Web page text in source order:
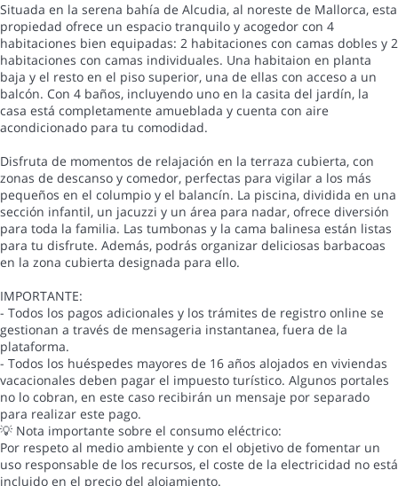
Situada en la serena bahía de Alcudia, al noreste de Mallorca, esta
propiedad ofrece un espacio tranquilo y acogedor con 4
habitaciones bien equipadas: 2 habitaciones con camas dobles y 2
habitaciones con camas individuales. Una habitaion en planta
baja y el resto en el piso superior, una de ellas con acceso a un
balcón. Con 4 baños, incluyendo uno en la casita del jardín, la
casa está completamente amueblada y cuenta con aire
acondicionado para tu comodidad.
Disfruta de momentos de relajación en la terraza cubierta, con
zonas de descanso y comedor, perfectas para vigilar a los más
pequeños en el columpio y el balancín. La piscina, dividida en una
sección infantil, un jacuzzi y un área para nadar, ofrece diversión
para toda la familia. Las tumbonas y la cama balinesa están listas
para tu disfrute. Además, podrás organizar deliciosas barbacoas
en la zona cubierta designada para ello.
IMPORTANTE:
- Todos los pagos adicionales y los trámites de registro online se
gestionan a través de mensageria instantanea, fuera de la
plataforma.
- Todos los huéspedes mayores de 16 años alojados en viviendas
vacacionales deben pagar el impuesto turístico. Algunos portales
no lo cobran, en este caso recibirán un mensaje por separado
para realizar este pago.
💡 Nota importante sobre el consumo eléctrico:
Por respeto al medio ambiente y con el objetivo de fomentar un
uso responsable de los recursos, el coste de la electricidad no está
incluido en el precio del alojamiento.